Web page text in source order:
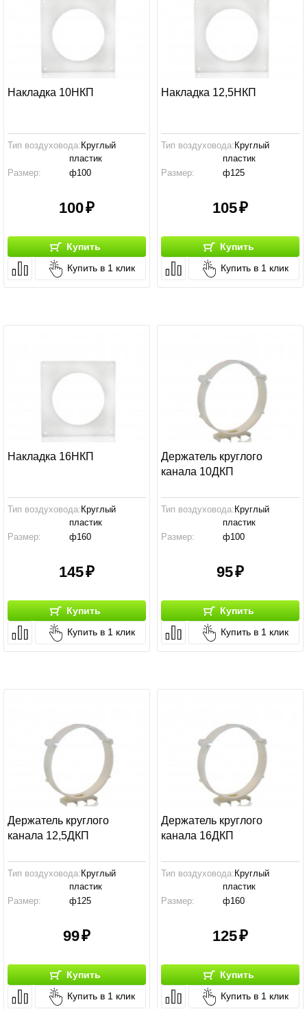
Накладка 10НКП
Тип воздуховода: Круглый
пластик
Размер:
ф100
100
Купить
Купить в 1 клик
Накладка 12,5НКП
Тип воздуховода: Круглый
пластик
Размер:
ф125
105
Купить
Купить в 1 клик
Накладка 16НКП
Тип воздуховода: Круглый
пластик
Размер:
ф160
145
Купить
Купить в 1 клик
Держатель круглого
канала 10ДКП
Тип воздуховода: Круглый
пластик
Размер:
ф100
95
Купить
Купить в 1 клик
Держатель круглого
канала 12,5ДКП
Тип воздуховода: Круглый
пластик
Размер:
ф125
99
Купить
Купить в 1 клик
Держатель круглого
канала 16ДКП
Тип воздуховода: Круглый
пластик
Размер:
ф160
125
Купить
Купить в 1 клик